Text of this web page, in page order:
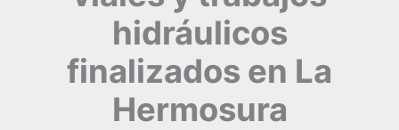
hidráulicos
finalizados en La
Hermosura